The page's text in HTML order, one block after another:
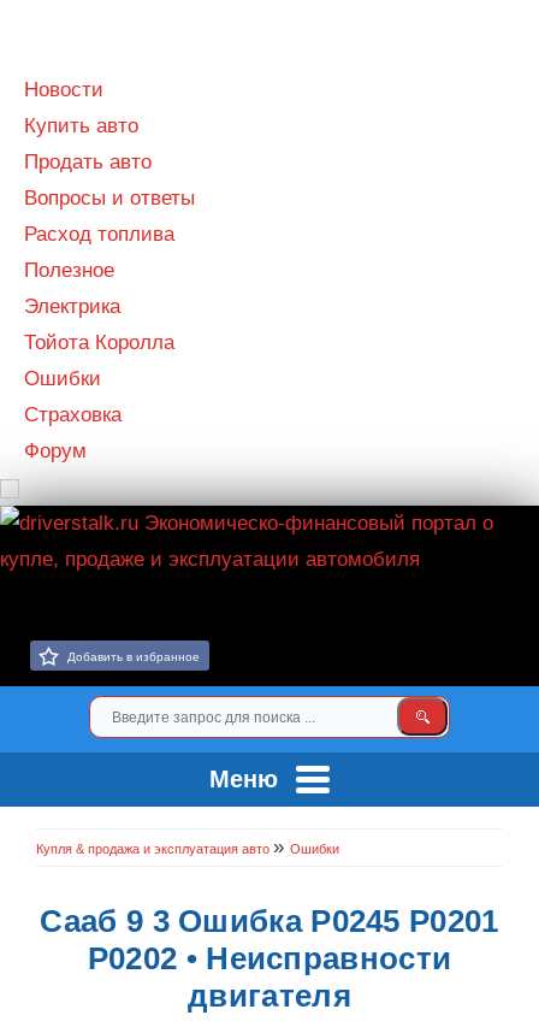
Новости
Купить авто
Продать авто
Вопросы и ответы
Расход топлива
Полезное
Электрика
Тойота Королла
Ошибки
Страховка
Форум
Добавить в избранное
Меню
Купля & продажа и эксплуатация авто » Ошибки
Сааб 9 3 Ошибка P0245 P0201
P0202 • Неисправности
двигателя